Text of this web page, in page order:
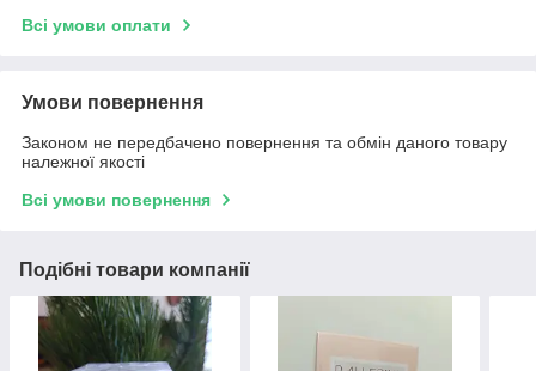
Всі умови оплати
Умови повернення
Законом не передбачено повернення та обмін даного товару
належної якості
Всі умови повернення
Подібні товари компанії